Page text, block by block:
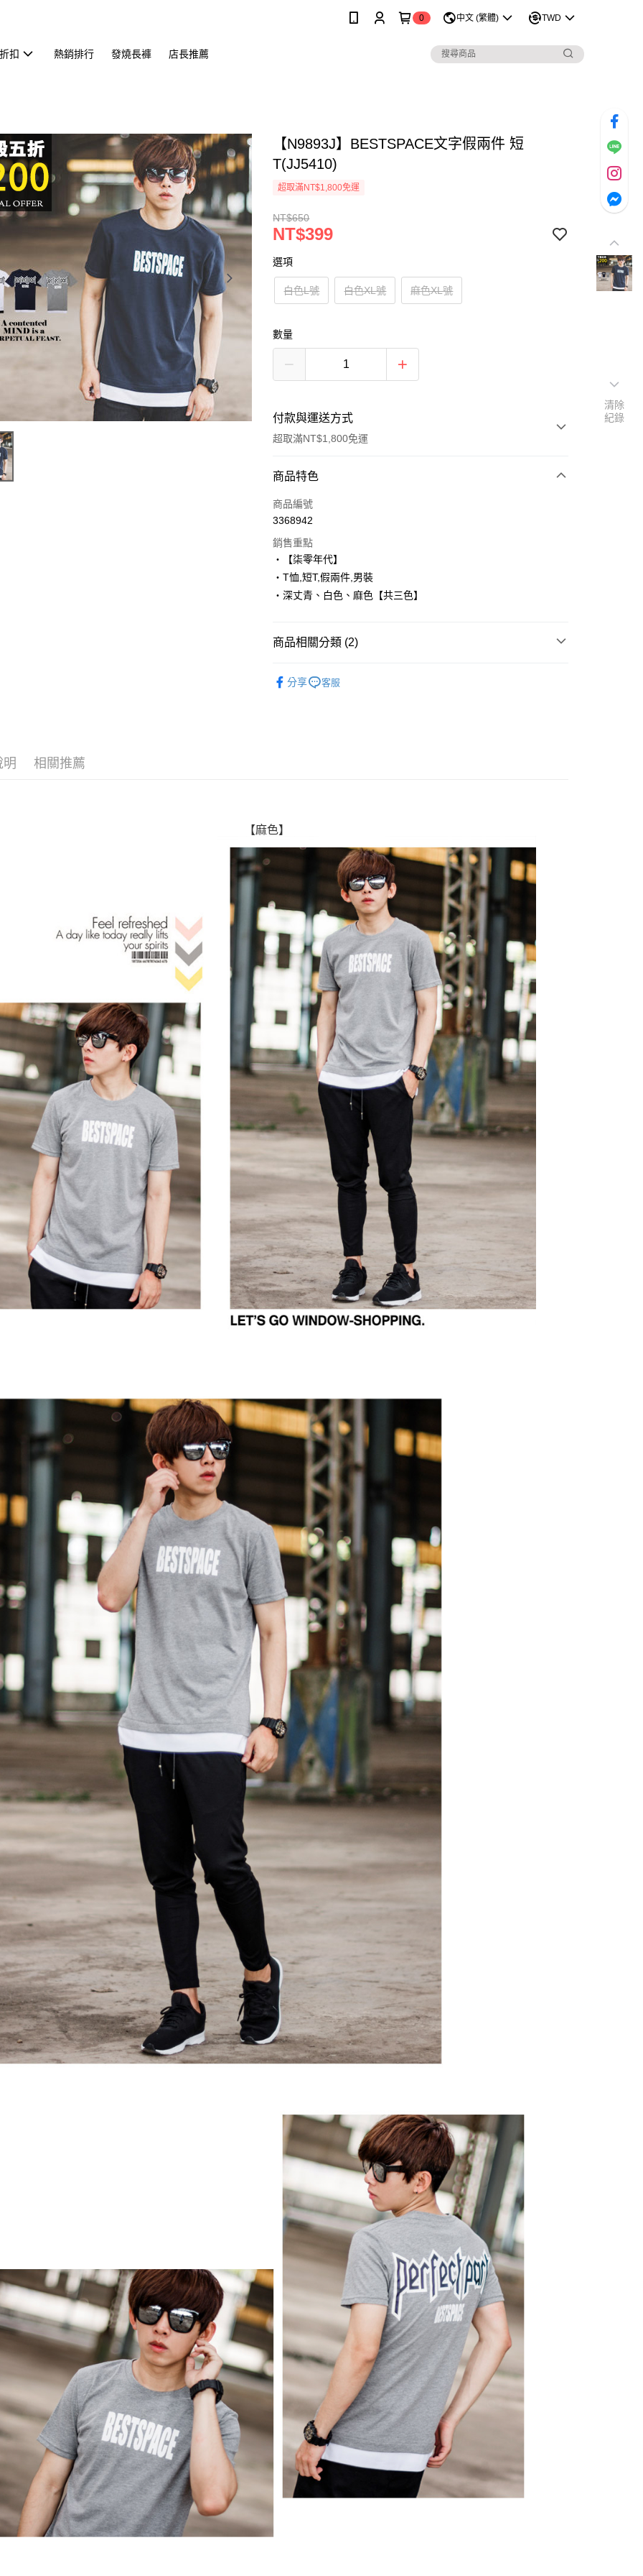
0 中文 (繁體) TWD
扣 熱銷排行 發燒長褲 店長推薦
【N9893J】BESTSPACE文字假兩件 短
T(JJ5410)
超取滿NT$1,800免運
NT$650
NT$399
選項
白色L號 白色XL號 麻色XL號
數量
付款與運送方式
超取滿NT$1,800免運
付款方式
信用卡一次付款
LINE Pay
Apple Pay
悠遊付
AFTEE先享後付
１．於結帳方式選擇「AFTEE先享後付」後，將跳轉至「AFTEE先享後
付」結帳頁面，進行簡訊認證並確認金額後，即可完成結帳。
２．訂單成立數日內，您將收到繳費通知簡訊。
３．收到繳費通知簡訊後14天內，點擊此簡訊中的連結，可透過四大超商
／ATM／網路銀行／等多元方式進行付款，方視為交易完成。
※ 請注意：結帳手續完成當下不需立刻繳費，但若您需要取消訂單，請聯
絡購買商品的店家。未經商家同意取消之訂單仍視為有效，需透過AFTEE
先享後付繳納相關費用。
※ 交易是否成功請以「AFTEE先享後付 」之結帳頁面顯示為準，若有關於
是否繳費成功／繳費後需取消欲退款等相關疑問，請聯繫「AFTEE先享後
付客戶支援中心」https://netprotections.freshdesk.com/support/home
【注意事項】
１．透過由恩沛科技股份有限公司提供之「AFTEE先享後付」服務完成之
交易，需依本服務之必要範圍內提供個人資料，並將交易相關給付款項請
求債權轉讓予恩沛科技股份有限公司。
２．關於個人資料處理事宜，請瀏覽以下網址：
https://aftee.tw/terms/#terms3
３．未成年的使用者請事先徵得法定代理人或監護人之同意方可使用
「AFTEE先享後付」，若未經同意申辦者引起之損失，本公司不負相關責
４．使用「AFTEE先享後付」時，將依據個別帳號之用戶狀況，依本公司
即時審查核予不同之上限額度；若仍有額度不足之情形，本公司將視審查
結果請求用戶進行身份認證。
５．嚴禁一人註冊多個帳號或使用他人資訊註冊。若發現惡意使用之情
形，恩沛科技股份有限公司將有權停止該用戶之使用額度並採取法律行
每筆NT$80，滿NT$1,800(含以上)免運費
先付款後全家取貨
每筆NT$80，滿NT$1,800(含以上)免運費
7-11付款取貨
每筆NT$80，滿NT$1,800(含以上)免運費
先付款後7-11取貨
每筆NT$80，滿NT$1,800(含以上)免運費
每筆NT$120，滿NT$3,000(含以上)免運費
商品特色
商品編號
3368942
銷售重點
‧【柒零年代】
‧T恤,短T,假兩件,男裝
‧深丈青、白色、麻色【共三色】
商品相關分類 (2)
分享 客服
明 相關推薦
【麻色】
清除
紀錄